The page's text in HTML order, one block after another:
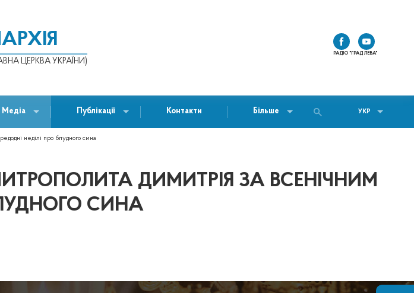
ЦЕРКВА УКРАЇНИ)
РАДІО "ГРАД ЛЕВА"
Медіа Публікації Контакти Більше УКР
неділі про блудного сина
ДИМИТРІЯ ЗА ВСЕНІЧНИМ
СИНА